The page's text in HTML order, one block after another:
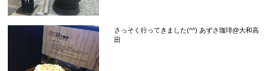
さっそく行ってきました(^^) あずさ珈琲@大和高
田